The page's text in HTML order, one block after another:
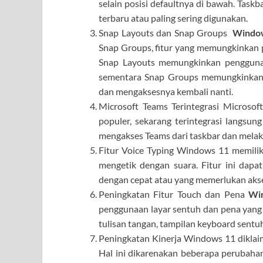
selain posisi defaultnya di bawah.
terbaru atau paling sering digunakan.
Snap Layouts dan Snap Groups
Snap Groups, fitur yang
Snap Layouts memungkinkan
sementara Snap Groups
dan mengaksesnya kembali nanti.
Microsoft Teams Terintegrasi
populer, sekarang terintegrasi
mengakses Teams dari taskbar dan
Fitur Voice Typing Windows 11
mengetik dengan suara. Fitur ini
dengan cepat atau yang memerlukan
Peningkatan Fitur Touch dan Pena
penggunaan layar sentuh dan pena
tulisan tangan, tampilan keyboard
Peningkatan Kinerja Windows 11
Hal ini dikarenakan beberapa